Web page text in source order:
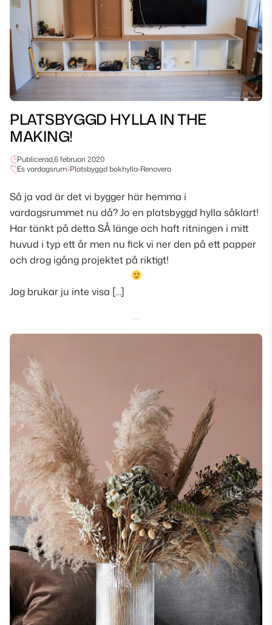
PLATSBYGGD HYLLA IN THE
MAKING!
Publicerad,6 februari 2020
Es vardagsrum•Platsbyggd bokhylla•Renovera
Så ja vad är det vi bygger här hemma i
vardagsrummet nu då? Jo en platsbyggd hylla såklart!
Har tänkt på detta SÅ länge och haft ritningen i mitt
huvud i typ ett år men nu fick vi ner den på ett papper
och drog igång projektet på riktigt!
Jag brukar ju inte visa […]